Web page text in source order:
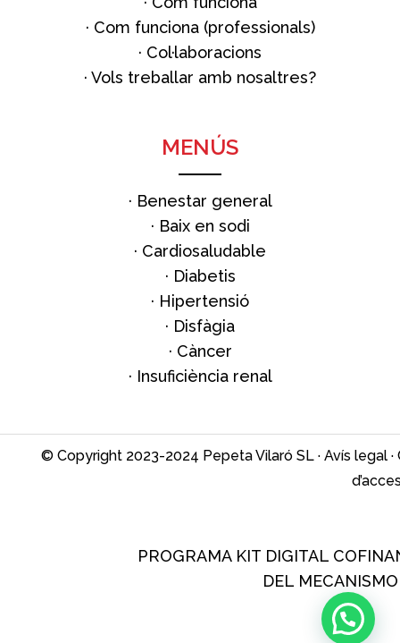
· Com funciona (professionals)
· Col·laboracions
· Vols treballar amb nosaltres?
MENÚS
· Benestar general
· Baix en sodi
· Cardiosaludable
· Diabetis
· Hipertensió
· Disfàgia
· Càncer
· Insuficiència renal
© Copyright 2023-2024 Pepeta Vilaró SL · Avís legal ·
PROGRAMA KIT DIGITAL
DEL